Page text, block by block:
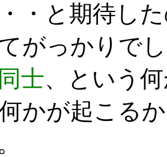
・と期待し
がっかりで
士、という
かが起こる